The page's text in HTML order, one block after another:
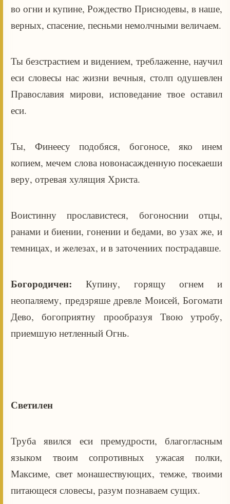
во огни и купине, Рождество Приснодевы, в наше,
верных, спасение, песньми немолчными величаем.
Ты безстрастием и видением, треблаженне, научил
еси словесы нас жизни вечныя, столп одушевлен
Православия мирови, исповедание твое оставил
еси.
Ты, Финеесу подобяся, богоносе, яко инем
копием, мечем слова новонасажденную посекаеши
веру, отревая хулящия Христа.
Воистинну прославистеся, богоноснии отцы,
ранами и биении, гонении и бедами, во узах же, и
темницах, и железах, и в заточениих пострадавше.
Богородичен:Купину, горящу огнем и
неопаляему, предзряше древле Моисей, Богомати
Дево, богоприятну прообразуя Твою утробу,
приемшую нетленный Огнь.
Светилен
Труба явился еси премудрости, благогласным
языком твоим сопротивных ужасая полки,
Максиме, свет монашествующих, темже, твоими
питающеся словесы, разум познаваем сущих.